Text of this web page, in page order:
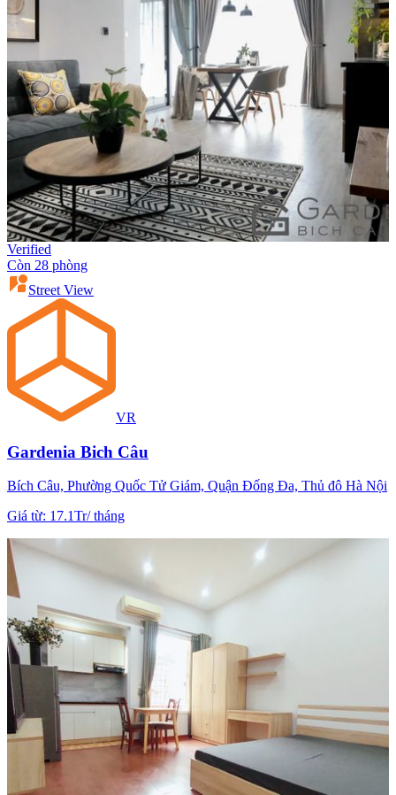
Verified
Còn 28 phòng
Street View
VR
Gardenia Bich Câu
Bích Câu, Phường Quốc Tử Giám, Quận Đống Đa, Thủ đô Hà Nội
Giá từ: 17.1Tr/tháng